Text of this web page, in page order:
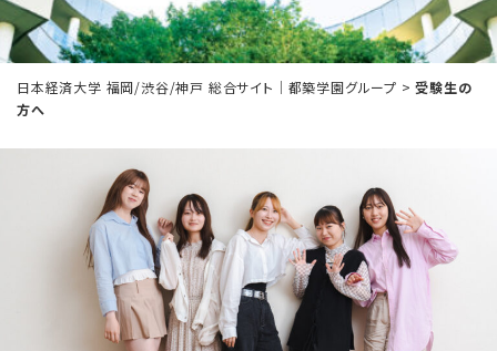
日本経済大学 福岡/渋谷/神戸 総合サイト｜都築学園グループ >受験生の
方へ